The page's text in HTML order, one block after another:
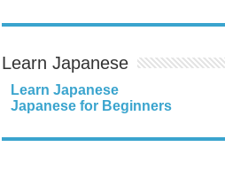
Learn Japanese
Learn Japanese
Japanese for Beginners